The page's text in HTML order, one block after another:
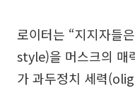
로이터는 “지지자들
style)을 머스크의 매
가 과두정치 세력